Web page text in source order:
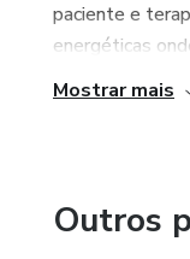
paciente e
energéticas
Mostrar mais
Outros